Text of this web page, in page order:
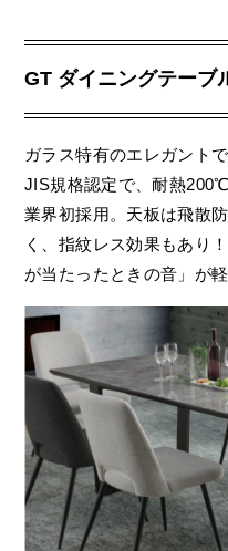
GT ダイニングテーブ
ガラス特有のエレガント
JIS規格認定で、耐熱
業界初採用。天板は飛散
く、指紋レス効果もあり
が当たったときの音」が